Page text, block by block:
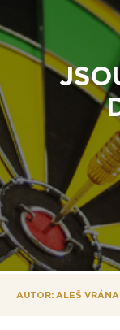
AUTOR: ALEŠ VRÁNA